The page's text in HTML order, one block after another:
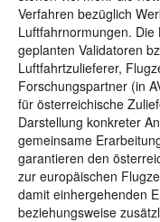
Verfahren bezüglich
Luftfahrnormungen. Die
geplanten Validatoren
Luftfahrtzulieferer,
Forschungspartner (in
für österreichische
Darstellung konkreter
gemeinsame
garantieren den
zur europäischen
damit einhergehenden
beziehungsweise